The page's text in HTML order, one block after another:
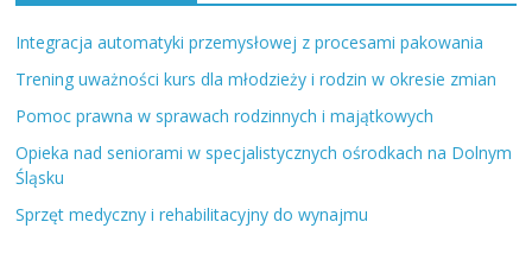
Integracja automatyki przemysłowej z procesami pakowania
Trening uważności kurs dla młodzieży i rodzin w okresie zmian
Pomoc prawna w sprawach rodzinnych i majątkowych
Opieka nad seniorami w specjalistycznych ośrodkach na Dolnym
Śląsku
Sprzęt medyczny i rehabilitacyjny do wynajmu